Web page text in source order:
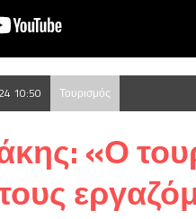
10:50 Τουρισμός
«Ο